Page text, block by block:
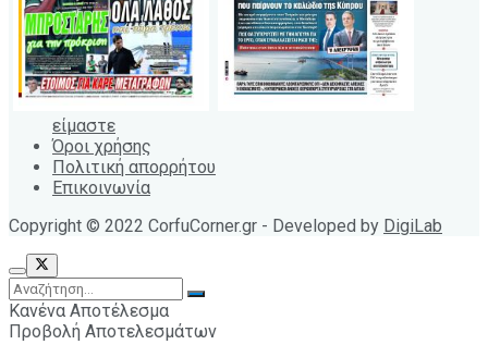
είμαστε
Όροι χρήσης
Πολιτική απορρήτου
Επικοινωνία
Copyright © 2022 CorfuCorner.gr - Developed by DigiLab
Κανένα Αποτέλεσμα
Προβολή Αποτελεσμάτων